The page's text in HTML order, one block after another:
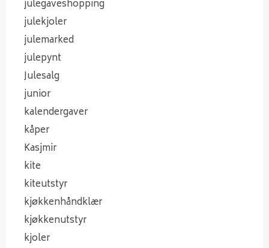
julegaveshopping
julekjoler
julemarked
julepynt
Julesalg
junior
kalendergaver
kåper
Kasjmir
kite
kiteutstyr
kjøkkenhåndklær
kjøkkenutstyr
kjoler